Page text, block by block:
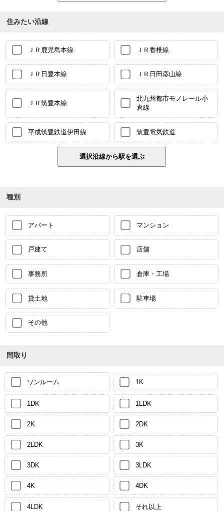
住みたい沿線
ＪＲ鹿児島本線 ＪＲ香椎線
ＪＲ日豊本線 ＪＲ日田彦山線
ＪＲ筑豊本線
北九州都市モノレール小
倉線
平成筑豊鉄道伊田線 筑豊電気鉄道
種別
アパート マンション
戸建て 店舗
事務所 倉庫・工場
貸土地 駐車場
その他
間取り
ワンルーム 1K
1DK 1LDK
2K 2DK
2LDK 3K
3DK 3LDK
4K 4DK
4LDK それ以上